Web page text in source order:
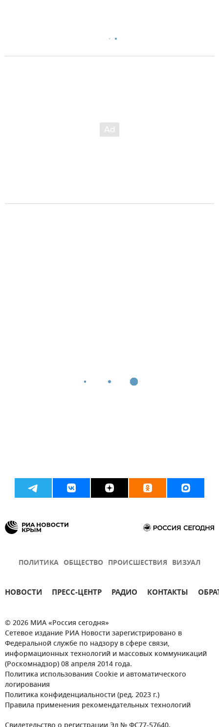
ПОЛИТИКА ОБЩЕСТВО ПРОИСШЕСТВИЯ ВИЗУАЛ
НОВОСТИ ПРЕСС-ЦЕНТР РАДИО КОНТАКТЫ
© 2026 МИА «Россия сегодня»
Сетевое издание РИА Новости зарегистрировано в
Федеральной службе по надзору в сфере связи,
информационных технологий и массовых коммуникаций
(Роскомнадзор) 08 апреля 2014 года.
Политика использования Cookie и автоматического
логирования
Политика конфиденциальности (ред. 2023 г.)
Правила применения рекомендательных технологий